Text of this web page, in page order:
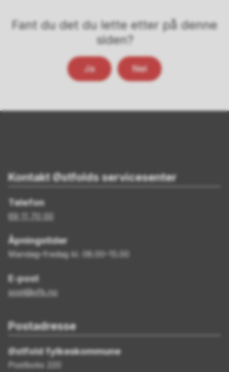
Fant du det du lette etter på denne
siden?
Ja Nei
Kontakt Østfolds servicesenter
Telefon
69 11 70 00
Åpningstider
Mandag–fredag kl. 08.00–15.00
E-post
post@ofk.no
Postadresse
Østfold fylkeskommune
Postboks 220